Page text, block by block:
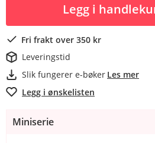
Legg i
Fri frakt over 350 kr
Leveringstid
Slik fungerer e-bøker Les mer
Legg i ønskelisten
Miniserie